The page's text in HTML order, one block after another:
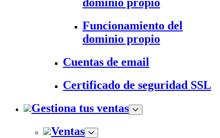
dominio propio
Funcionamiento del
dominio propio
Cuentas de email
Certificado de seguridad SSL
Gestiona tus ventas
Ventas